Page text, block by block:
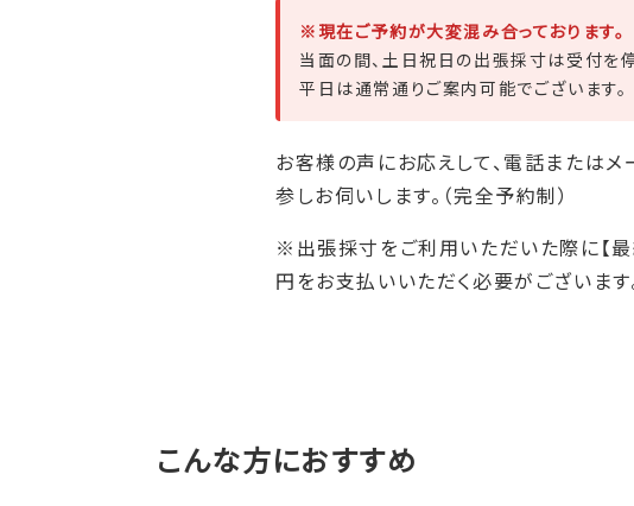
※現在ご予約が大変混み合っております。
当面の間、土日祝日の出張採寸は受付を停
平日は通常通りご案内可能でございます。
お客様の声にお応えして、電話または
参しお伺いします。（完全予約制）
※出張採寸をご利用いただいた際に【
円をお支払いいただく必要がございます
こんな方におすすめ